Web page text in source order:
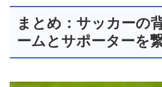
まとめ：サッカーの
ームとサポーターを